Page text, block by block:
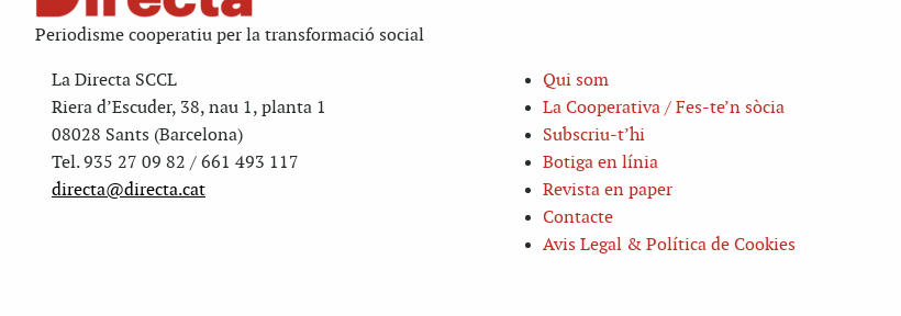
Periodisme cooperatiu per la transformació social
La Directa SCCL
Riera d’Escuder, 38, nau 1, planta 1
08028 Sants (Barcelona)
Tel. 935 27 09 82 / 661 493 117
directa@directa.cat
Qui som
La Cooperativa / Fes-te’n sòcia
Subscriu-t’hi
Botiga en línia
Revista en paper
Contacte
Avis Legal & Política de Cookies